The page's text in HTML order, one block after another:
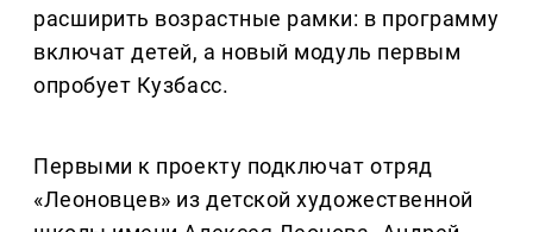
расширить возрастные рамки: в программу
включат детей, а новый модуль первым
опробует Кузбасс.
Первыми к проекту подключат отряд
«Леоновцев» из детской художественной